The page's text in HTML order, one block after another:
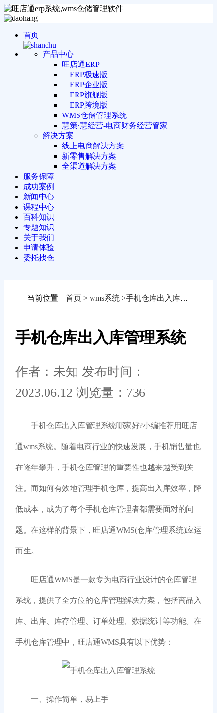
首页
产品中心
旺店通ERP
ERP极速版
ERP企业版
ERP旗舰版
ERP跨境版
WMS仓储管理系统
慧策·慧经营-电商财务经营管家
解决方案
线上电商解决方案
新零售解决方案
全渠道解决方案
服务保障
成功案例
新闻中心
课程中心
百科知识
专题知识
关于我们
申请体验
委托找仓
当前位置： 首页 > wms系统 >手机仓库出入库管理系统
手机仓库出入库管理系统
作者：未知 发布时间：
2023.06.12 浏览量：736
手机仓库出入库管理系统哪家好?小编推荐用旺店
通wms系统。随着电商行业的快速发展，手机销售量也
在逐年攀升，手机仓库管理的重要性也越来越受到关
注。而如何有效地管理手机仓库，提高出入库效率，降
低成本，成为了每个手机仓库管理者都需要面对的问
题。在这样的背景下，旺店通WMS(仓库管理系统)应运
而生。
旺店通WMS是一款专为电商行业设计的仓库管理
系统，提供了全方位的仓库管理解决方案，包括商品入
库、出库、库存管理、订单处理、数据统计等功能。在
手机仓库管理中，旺店通WMS具有以下优势：
一、操作简单，易上手